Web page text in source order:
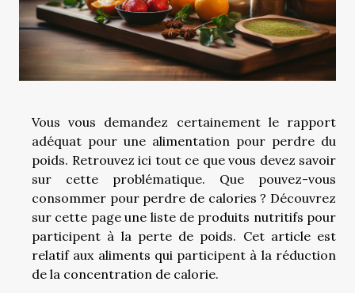
Vous vous demandez certainement le rapport
adéquat pour une alimentation pour perdre du
poids. Retrouvez ici tout ce que vous devez savoir
sur cette problématique. Que pouvez-vous
consommer pour perdre de calories ? Découvrez
sur cette page une liste de produits nutritifs pour
participent à la perte de poids. Cet article est
relatif aux aliments qui participent à la réduction
de la concentration de calorie.